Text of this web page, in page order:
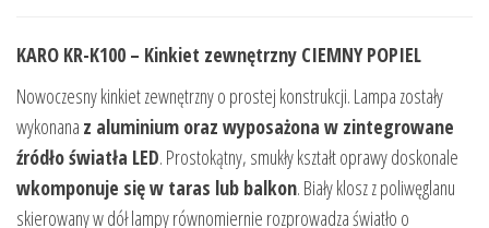
KARO KR-K100 – Kinkiet zewnętrzny CIEMNY POPIEL
Nowoczesny kinkiet zewnętrzny o prostej konstrukcji. Lampa zostały
wykonana z aluminium oraz wyposażona w zintegrowane
źródło światła LED. Prostokątny, smukły kształt oprawy doskonale
wkomponuje się w taras lub balkon. Biały klosz z poliwęglanu
skierowany w dół lampy równomiernie rozprowadza światło o